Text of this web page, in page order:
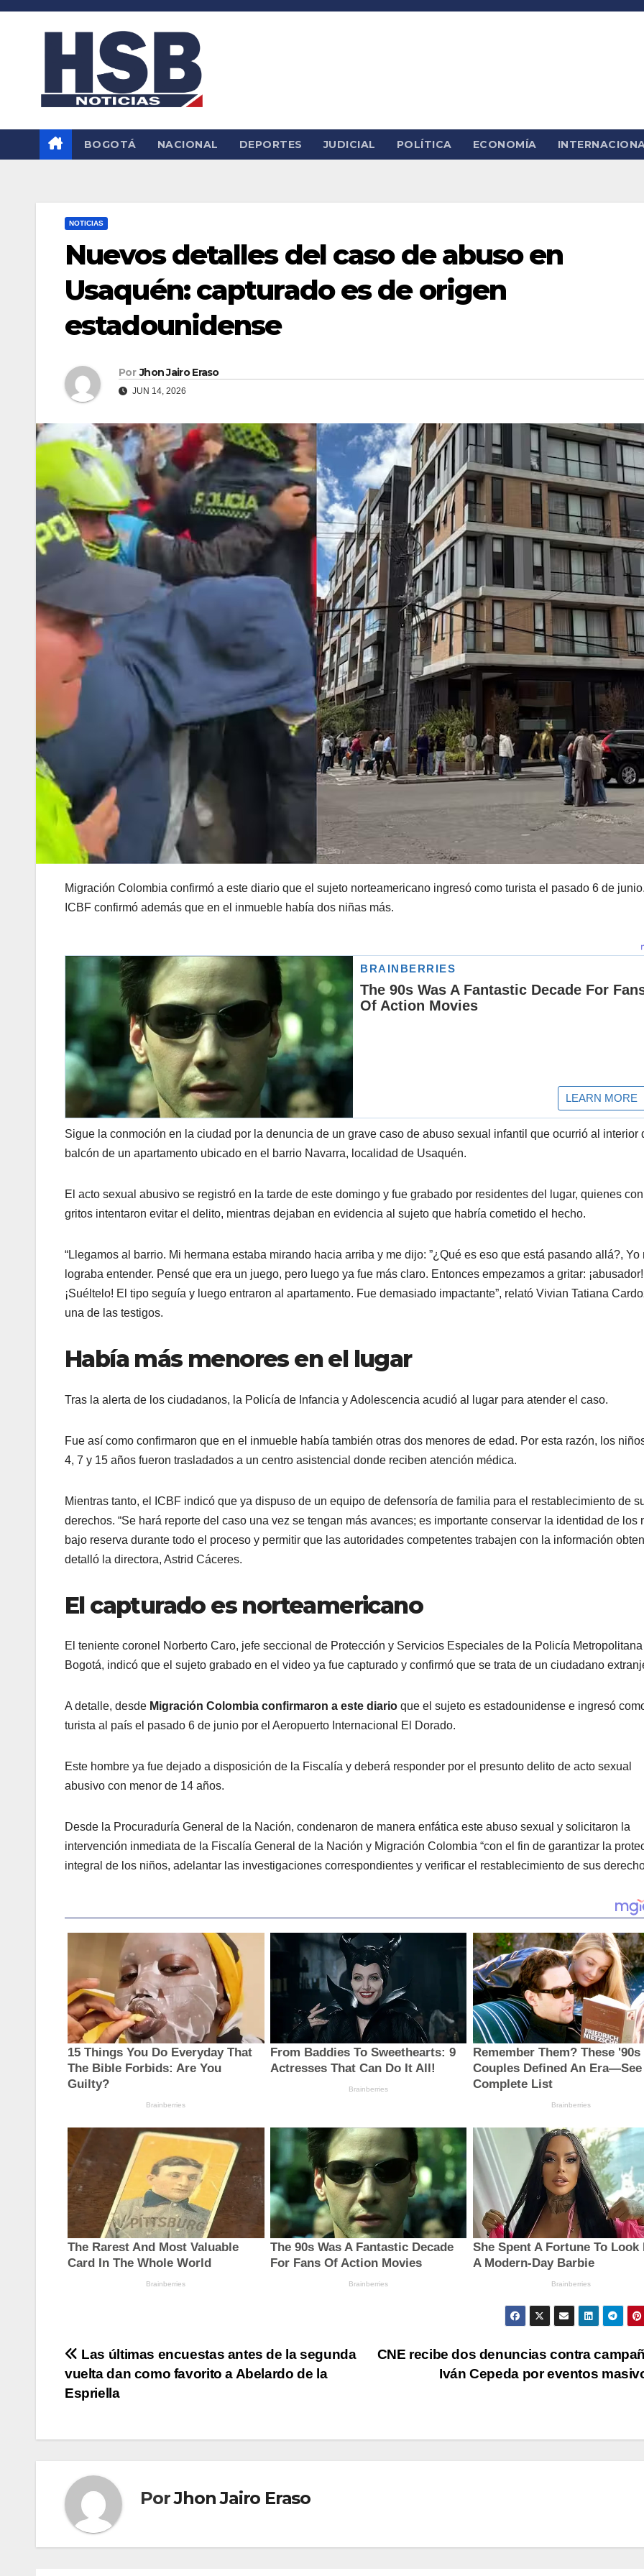
Saltar
BOGOTÁ NACIONAL DEPORTES JUDICIAL POLÍTICA ECONOMÍA
NOTICIAS
Nuevos detalles del caso de abuso en
Usaquén: capturado es de origen
estadounidense
Por Jhon Jairo Eraso
JUN 14, 2026
Migración Colombia confirmó a este diario que el sujeto norteamericano ingresó como turista el pasado 6 de
ICBF confirmó además que en el inmueble había dos niñas más.
Sigue la conmoción en la ciudad por la denuncia de un grave caso de abuso sexual infantil que ocurrió al interior
balcón de un apartamento ubicado en el barrio Navarra, localidad de Usaquén.
El acto sexual abusivo se registró en la tarde de este domingo y fue grabado por residentes del lugar, quienes con
gritos intentaron evitar el delito, mientras dejaban en evidencia al sujeto que habría cometido el hecho.
“Llegamos al barrio. Mi hermana estaba mirando hacia arriba y me dijo: ”¿Qué es eso que está pasando allá?, Yo
lograba entender. Pensé que era un juego, pero luego ya fue más claro. Entonces empezamos a gritar: ¡abusador!
¡Suéltelo! El tipo seguía y luego entraron al apartamento. Fue demasiado impactante”, relató Vivian Tatiana
una de las testigos.
Había más menores en el lugar
Tras la alerta de los ciudadanos, la Policía de Infancia y Adolescencia acudió al lugar para atender el caso.
Fue así como confirmaron que en el inmueble había también otras dos menores de edad. Por esta razón, los
4, 7 y 15 años fueron trasladados a un centro asistencial donde reciben atención médica.
Mientras tanto, el ICBF indicó que ya dispuso de un equipo de defensoría de familia para el restablecimiento de
derechos. “Se hará reporte del caso una vez se tengan más avances; es importante conservar la identidad de los
bajo reserva durante todo el proceso y permitir que las autoridades competentes trabajen con la información
detalló la directora, Astrid Cáceres.
El capturado es norteamericano
El teniente coronel Norberto Caro, jefe seccional de Protección y Servicios Especiales de la Policía
Bogotá, indicó que el sujeto grabado en el video ya fue capturado y confirmó que se trata de un ciudadano
A detalle, desde Migración Colombia confirmaron a este diario que el sujeto es estadounidense e ingresó
turista al país el pasado 6 de junio por el Aeropuerto Internacional El Dorado.
Este hombre ya fue dejado a disposición de la Fiscalía y deberá responder por el presunto delito de acto sexual
abusivo con menor de 14 años.
Desde la Procuraduría General de la Nación, condenaron de manera enfática este abuso sexual y solicitaron la
intervención inmediata de la Fiscalía General de la Nación y Migración Colombia “con el fin de garantizar la
integral de los niños, adelantar las investigaciones correspondientes y verificar el restablecimiento de sus
Navegación
de
CNE recibe dos denuncias contra
Iván Cepeda por eventos
Las últimas encuestas antes de la segunda
vuelta dan como favorito a Abelardo de la
Espriella
PorJhon Jairo Eraso